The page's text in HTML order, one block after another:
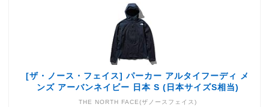
[ザ・ノース・フェイス] パーカー アルタイフーディ メ
ンズ アーバンネイビー 日本 S (日本サイズS相当)
THE NORTH FACE(ザノースフェイス)